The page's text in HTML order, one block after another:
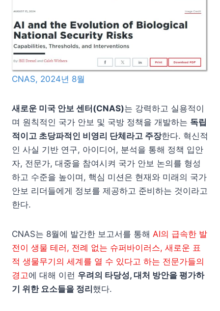
CNAS, 2024년 8월
새로운 미국 안보 센터(CNAS)는 강력하고 실용적이
며 원칙적인 국가 안보 및 국방 정책을 개발하는 독립
적이고 초당파적인 비영리 단체라고 주장한다. 혁신적
인 사실 기반 연구, 아이디어, 분석을 통해 정책 입안
자, 전문가, 대중을 참여시켜 국가 안보 논의를 형성
하고 수준을 높이며, 핵심 미션은 현재와 미래의 국가
안보 리더들에게 정보를 제공하고 준비하는 것이라고
한다.
CNAS는 8월에 발간한 보고서를 통해 AI의 급속한 발
전이 생물 테러, 전례 없는 슈퍼바이러스, 새로운 표
적 생물무기의 세계를 열 수 있다고 하는 전문가들의
경고에 대해 이런 우려의 타당성, 대처 방안을 평가하
기 위한 요소들을 정리 했다.